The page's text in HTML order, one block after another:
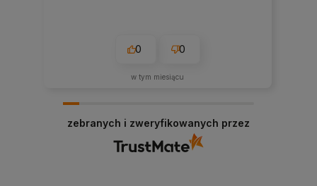
0 0
w tym miesiącu
zebranych i zweryfikowanych przez